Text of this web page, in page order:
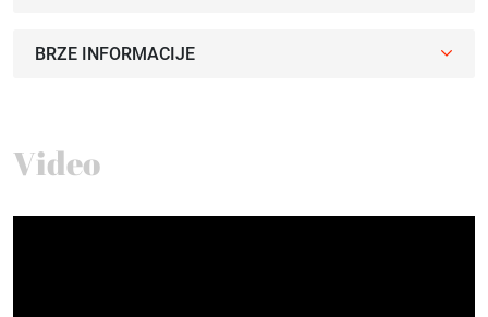
BRZE INFORMACIJE
Video